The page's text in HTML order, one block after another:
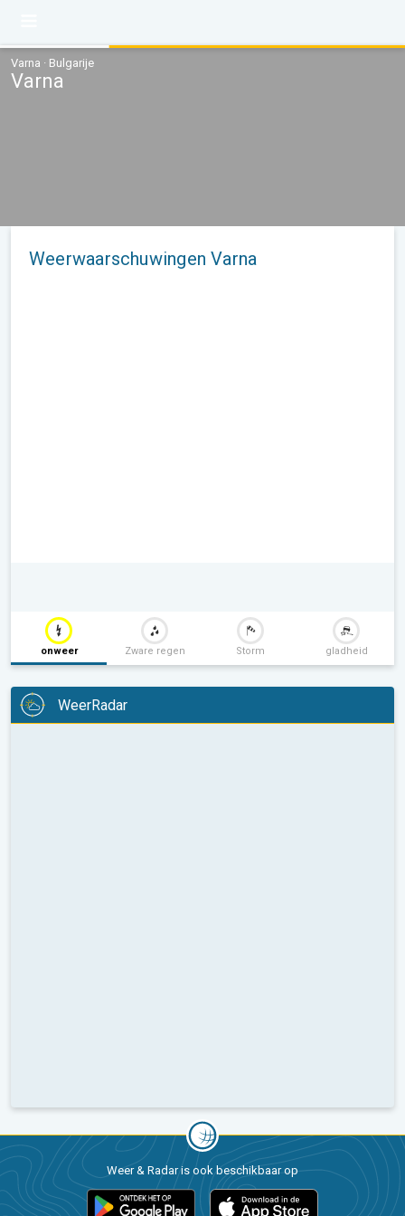
Varna · Bulgarije
Varna
Weerwaarschuwingen Varna
onweer Zware regen Storm gladheid
WeerRadar
Weer & Radar is ook beschikbaar op